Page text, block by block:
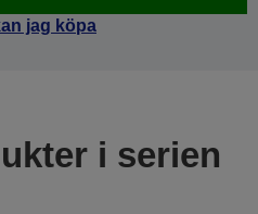
jag köpa
i serien